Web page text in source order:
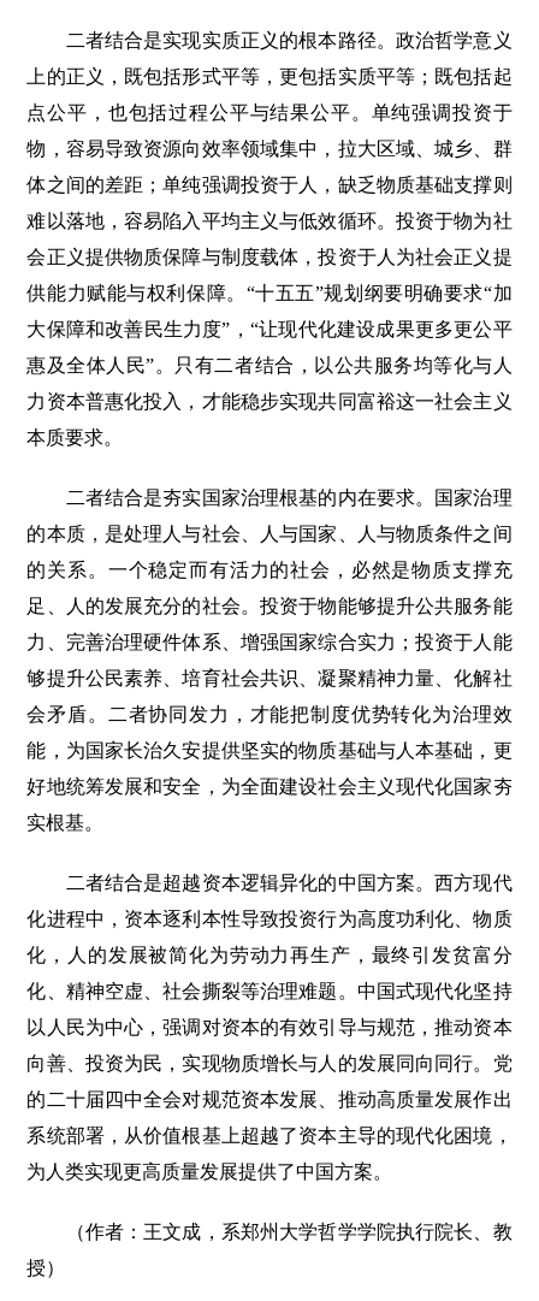
二者结合是实现实质正义的根本路径。政治哲学意义
上的正义，既包括形式平等，更包括实质平等；既包括起
点公平，也包括过程公平与结果公平。单纯强调投资于
物，容易导致资源向效率领域集中，拉大区域、城乡、群
体之间的差距；单纯强调投资于人，缺乏物质基础支撑则
难以落地，容易陷入平均主义与低效循环。投资于物为社
会正义提供物质保障与制度载体，投资于人为社会正义提
供能力赋能与权利保障。“十五五”规划纲要明确要求“加
大保障和改善民生力度”，“让现代化建设成果更多更公平
惠及全体人民”。只有二者结合，以公共服务均等化与人
力资本普惠化投入，才能稳步实现共同富裕这一社会主义
本质要求。
二者结合是夯实国家治理根基的内在要求。国家治理
的本质，是处理人与社会、人与国家、人与物质条件之间
的关系。一个稳定而有活力的社会，必然是物质支撑充
足、人的发展充分的社会。投资于物能够提升公共服务能
力、完善治理硬件体系、增强国家综合实力；投资于人能
够提升公民素养、培育社会共识、凝聚精神力量、化解社
会矛盾。二者协同发力，才能把制度优势转化为治理效
能，为国家长治久安提供坚实的物质基础与人本基础，更
好地统筹发展和安全，为全面建设社会主义现代化国家夯
实根基。
二者结合是超越资本逻辑异化的中国方案。西方现代
化进程中，资本逐利本性导致投资行为高度功利化、物质
化，人的发展被简化为劳动力再生产，最终引发贫富分
化、精神空虚、社会撕裂等治理难题。中国式现代化坚持
以人民为中心，强调对资本的有效引导与规范，推动资本
向善、投资为民，实现物质增长与人的发展同向同行。党
的二十届四中全会对规范资本发展、推动高质量发展作出
系统部署，从价值根基上超越了资本主导的现代化困境，
为人类实现更高质量发展提供了中国方案。
（作者：王文成，系郑州大学哲学学院执行院长、教
授）